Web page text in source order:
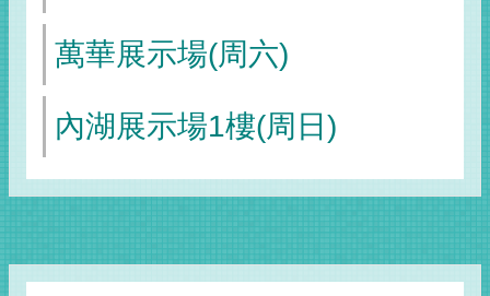
萬華展示場(周六)
內湖展示場1樓(周日)